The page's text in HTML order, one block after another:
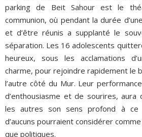
parking de Beit Sahour est le
communion, où pendant la durée
et d’être réunis a supplanté le
séparation. Les 16 adolescents
heureux, sous les acclamations
charme, pour rejoindre rapidement le
l’autre côté du Mur. Leur
d’enthousiasme et de sourires,
les autres son sens profond à ce
d’aucuns pourraient considérer
que politiques.